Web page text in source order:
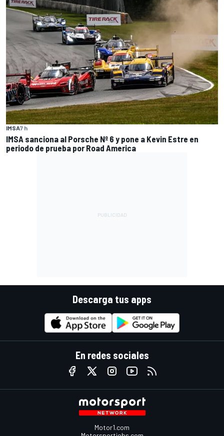
IMSA7 h
IMSA sanciona al Porsche Nº 6 y pone a Kevin Estre en
periodo de prueba por Road America
Descarga tus apps
En redes sociales
Motor1.com